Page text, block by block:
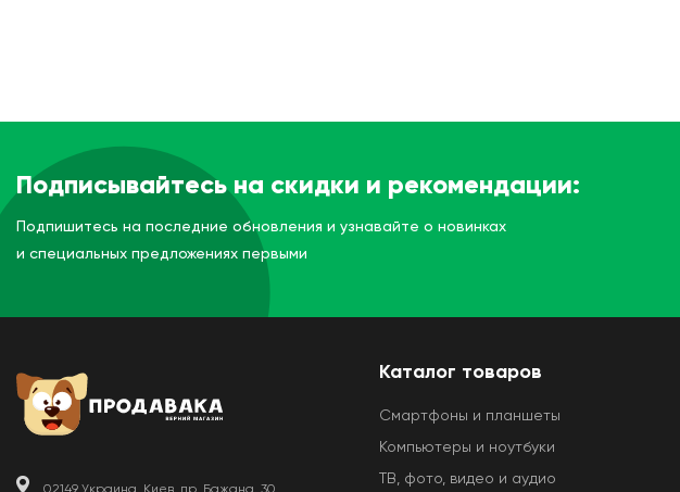
Подписывайтесь на скидки и рекомендации:
Подпишитесь на последние обновления и узнавайте о новинках
и специальных предложениях первыми
02149 Украина, Киев, пр. Бажана, 30
Каталог товаров
Смартфоны и планшеты
Компьютеры и ноутбуки
ТВ, фото, видео и аудио